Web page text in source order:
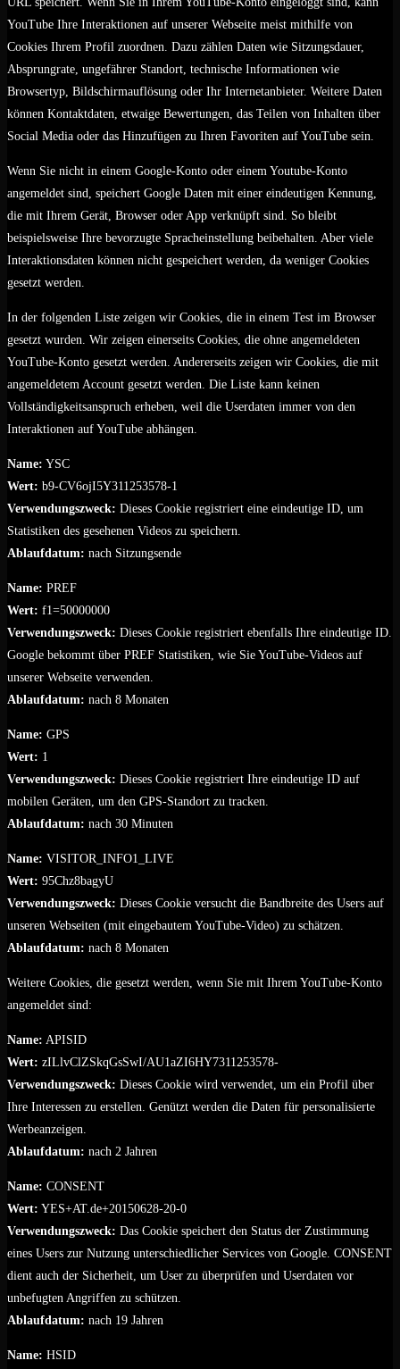
YouTube Ihre Interaktionen auf unserer Webseite meist mithilfe von
Cookies Ihrem Profil zuordnen. Dazu zählen Daten wie Sitzungsdauer,
Absprungrate, ungefährer Standort, technische Informationen wie
Browsertyp, Bildschirmauflösung oder Ihr Internetanbieter. Weitere Daten
können Kontaktdaten, etwaige Bewertungen, das Teilen von Inhalten über
Social Media oder das Hinzufügen zu Ihren Favoriten auf YouTube sein.
Wenn Sie nicht in einem Google-Konto oder einem Youtube-Konto
angemeldet sind, speichert Google Daten mit einer eindeutigen Kennung,
die mit Ihrem Gerät, Browser oder App verknüpft sind. So bleibt
beispielsweise Ihre bevorzugte Spracheinstellung beibehalten. Aber viele
Interaktionsdaten können nicht gespeichert werden, da weniger Cookies
gesetzt werden.
In der folgenden Liste zeigen wir Cookies, die in einem Test im Browser
gesetzt wurden. Wir zeigen einerseits Cookies, die ohne angemeldeten
YouTube-Konto gesetzt werden. Andererseits zeigen wir Cookies, die mit
angemeldetem Account gesetzt werden. Die Liste kann keinen
Vollständigkeitsanspruch erheben, weil die Userdaten immer von den
Interaktionen auf YouTube abhängen.
Name: YSC
Wert: b9-CV6ojI5Y311253578-1
Verwendungszweck: Dieses Cookie registriert eine eindeutige ID, um
Statistiken des gesehenen Videos zu speichern.
Ablaufdatum: nach Sitzungsende
Name: PREF
Wert: f1=50000000
Verwendungszweck: Dieses Cookie registriert ebenfalls Ihre eindeutige ID.
Google bekommt über PREF Statistiken, wie Sie YouTube-Videos auf
unserer Webseite verwenden.
Ablaufdatum: nach 8 Monaten
Name: GPS
Wert: 1
Verwendungszweck: Dieses Cookie registriert Ihre eindeutige ID auf
mobilen Geräten, um den GPS-Standort zu tracken.
Ablaufdatum: nach 30 Minuten
Name: VISITOR_INFO1_LIVE
Wert: 95Chz8bagyU
Verwendungszweck: Dieses Cookie versucht die Bandbreite des Users auf
unseren Webseiten (mit eingebautem YouTube-Video) zu schätzen.
Ablaufdatum: nach 8 Monaten
Weitere Cookies, die gesetzt werden, wenn Sie mit Ihrem YouTube-Konto
angemeldet sind:
Name: APISID
Wert: zILlvClZSkqGsSwI/AU1aZI6HY7311253578-
Verwendungszweck: Dieses Cookie wird verwendet, um ein Profil über
Ihre Interessen zu erstellen. Genützt werden die Daten für personalisierte
Werbeanzeigen.
Ablaufdatum: nach 2 Jahren
Name: CONSENT
Wert: YES+AT.de+20150628-20-0
Verwendungszweck: Das Cookie speichert den Status der Zustimmung
eines Users zur Nutzung unterschiedlicher Services von Google. CONSENT
dient auch der Sicherheit, um User zu überprüfen und Userdaten vor
unbefugten Angriffen zu schützen.
Ablaufdatum: nach 19 Jahren
Name: HSID